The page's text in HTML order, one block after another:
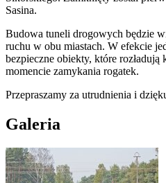
Sasina.
Budowa tuneli drogowych będzie
ruchu w obu miastach. W efekcie
bezpieczne obiekty, które
momencie zamykania rogatek.
Przepraszamy za utrudnienia i
Galeria